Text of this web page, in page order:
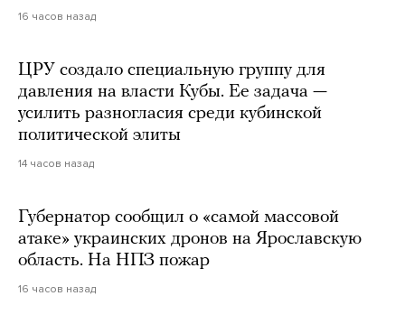
16 часов назад
ЦРУ создало специальную группу для
давления на власти Кубы. Ее задача —
усилить разногласия среди кубинской
политической элиты
14 часов назад
Губернатор сообщил о «самой массовой
атаке» украинских дронов на Ярославскую
область. На НПЗ пожар
16 часов назад